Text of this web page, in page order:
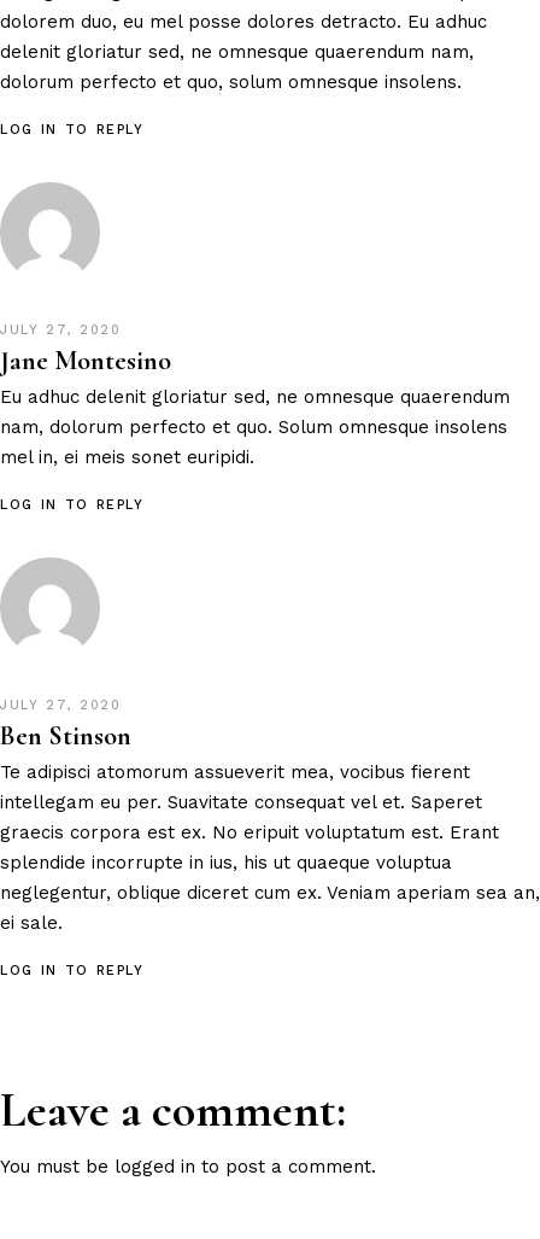
dolorem duo, eu mel posse dolores detracto. Eu adhuc
delenit gloriatur sed, ne omnesque quaerendum nam,
dolorum perfecto et quo, solum omnesque insolens.
LOG IN TO REPLY
JULY 27, 2020
Jane Montesino
Eu adhuc delenit gloriatur sed, ne omnesque quaerendum
nam, dolorum perfecto et quo. Solum omnesque insolens
mel in, ei meis sonet euripidi.
LOG IN TO REPLY
JULY 27, 2020
Ben Stinson
Te adipisci atomorum assueverit mea, vocibus fierent
intellegam eu per. Suavitate consequat vel et. Saperet
graecis corpora est ex. No eripuit voluptatum est. Erant
splendide incorrupte in ius, his ut quaeque voluptua
neglegentur, oblique diceret cum ex. Veniam aperiam sea an,
ei sale.
LOG IN TO REPLY
Leave a comment:
You must be logged in to post a comment.